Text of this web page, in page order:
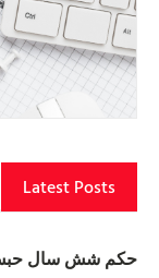
Latest Posts
حکم شش سال